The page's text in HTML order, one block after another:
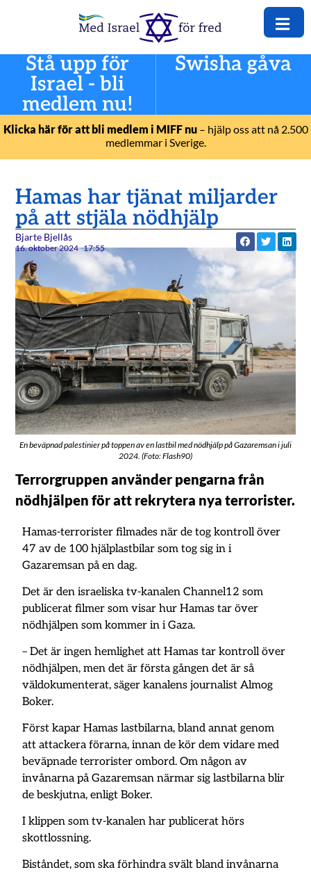
Stå upp för
Israel - bli
medlem nu!
Swisha gåva
Klicka här för att bli medlem i MIFF nu– hjälp oss att nå 2.500
medlemmar i Sverige.
Hamas har tjänat miljarder
på att stjäla nödhjälp
Bjarte Bjellås
16. oktober 2024 17:55
En beväpnad palestinier på toppen av en lastbil med nödhjälp på Gazaremsan i juli
2024. (Foto: Flash90)
Terrorgruppen använder pengarna från
nödhjälpen för att rekrytera nya terrorister.
Hamas-terrorister filmades när de tog kontroll över
47 av de 100 hjälplastbilar som tog sig in i
Gazaremsan på en dag.
Det är den israeliska tv-kanalen Channel12 som
publicerat filmer som visar hur Hamas tar över
nödhjälpen som kommer in i Gaza.
– Det är ingen hemlighet att Hamas tar kontroll över
nödhjälpen, men det är första gången det är så
väldokumenterat, säger kanalens journalist Almog
Boker.
Först kapar Hamas lastbilarna, bland annat genom
att attackera förarna, innan de kör dem vidare med
beväpnade terrorister ombord. Om någon av
invånarna på Gazaremsan närmar sig lastbilarna blir
de beskjutna, enligt Boker.
I klippen som tv-kanalen har publicerat hörs
skottlossning.
Biståndet, som ska förhindra svält bland invånarna